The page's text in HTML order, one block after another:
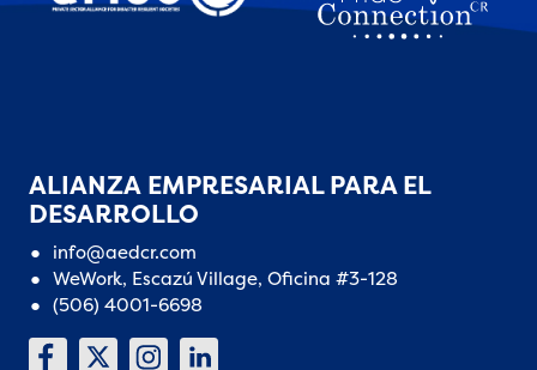
ALIANZA EMPRESARIAL PARA EL
DESARROLLO
info@aedcr.com
WeWork, Escazú Village, Oficina #3-128
(506) 4001-6698